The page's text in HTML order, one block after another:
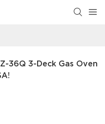
36Q 3-Deck Gas Oven